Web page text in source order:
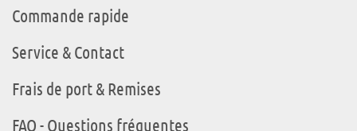
Commande rapide
Service & Contact
Frais de port & Remises
FAQ - Questions fréquentes